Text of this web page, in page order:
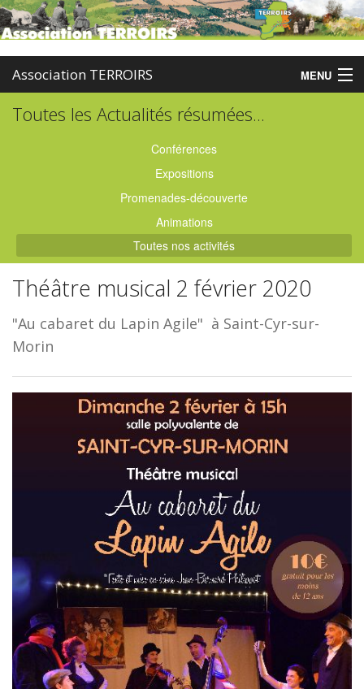
Association TERROIRS MENU
Accueil
Partenaires
Enquêtes
Contact
Toutes les Actualités résumées...
Conférences
Expositions
Promenades-découverte
Animations
Toutes nos activités
Théâtre musical 2 février 2020
"Au cabaret du Lapin Agile" à Saint-Cyr-sur-
Morin